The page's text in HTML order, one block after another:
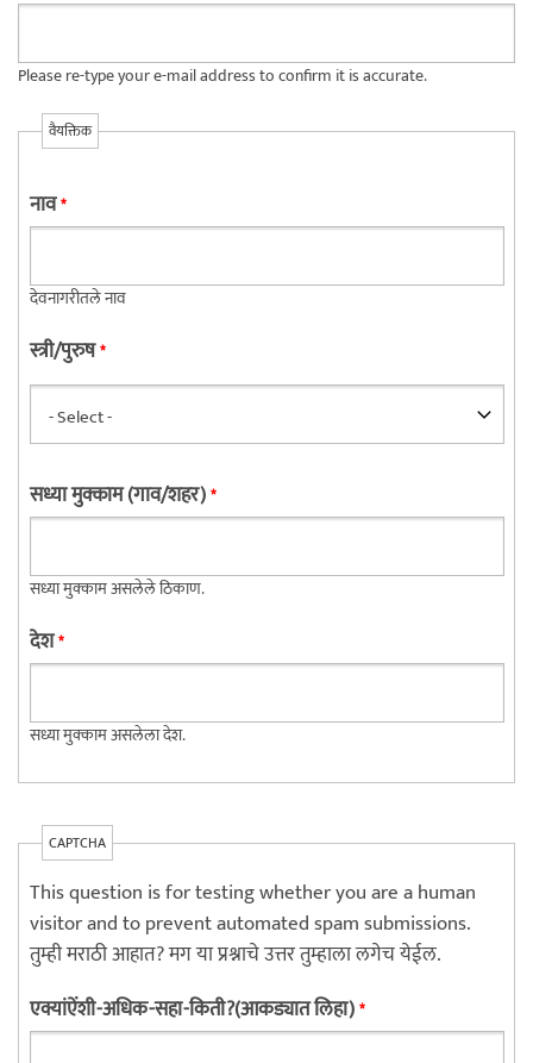
Please re-type your e-mail address to confirm it is accurate.
वैयक्तिक
नाव*
देवनागरीतले नाव
स्त्री/पुरुष*
सध्या मुक्काम (गाव/शहर)*
सध्या मुक्काम असलेले ठिकाण.
देश*
सध्या मुक्काम असलेला देश.
CAPTCHA
This question is for testing whether you are a human
visitor and to prevent automated spam submissions.
तुम्ही मराठी आहात? मग या प्रश्नाचे उत्तर तुम्हाला लगेच येईल.
एक्यांऐंशी-अधिक-सहा-किती?(आकड्यात लिहा)*